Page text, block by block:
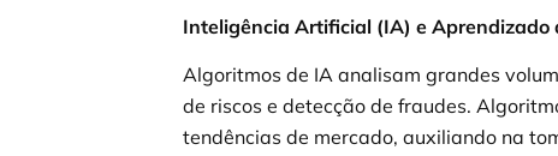
Inteligência Artificial (IA) e Aprendizado
Algoritmos de IA analisam grandes
de riscos e detecção de fraudes.
tendências de mercado, auxiliando na